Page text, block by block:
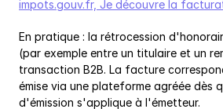
impots.gouv.fr, Je découvre la
En pratique : la rétrocession
(par exemple entre un titulaire et un
transaction B2B. La facture
émise via une plateforme agréée dès
d'émission s'applique à l'émetteur.